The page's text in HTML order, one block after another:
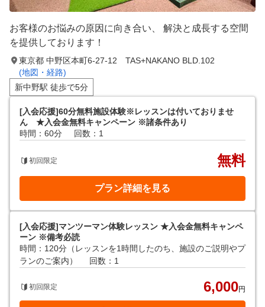
お客様のお悩みの原因に向き合い、 解決と成長する空間
を提供しております！
東京都 中野区本町6-27-12 TAS+NAKANO BLD.102
(地図・経路)
新中野駅 徒歩で5分
[入会応援]60分無料施設体験※レッスンは付いておりませ
ん ★入会金無料キャンペーン ※諸条件あり
時間：60分
回数：1
初回限定 無料
プラン詳細を見る
[入会応援]マンツーマン体験レッスン ★入会金無料キャンペ
ーン ※備考必読
時間：120分（レッスンを1時間したのち、施設のご説明やプ
ランのご案内）
回数：1
初回限定 6,000円